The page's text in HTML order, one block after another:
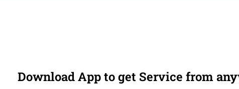
Download App to get Service from